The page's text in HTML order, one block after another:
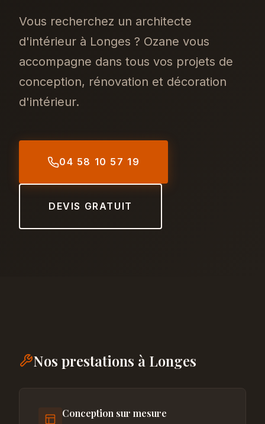
Vous recherchez un architecte
d'intérieur à Longes ? Ozane vous
accompagne dans tous vos projets de
conception, rénovation et décoration
d'intérieur.
04 58 10 57 19
DEVIS GRATUIT
Nos prestations à Longes
Conception sur mesure